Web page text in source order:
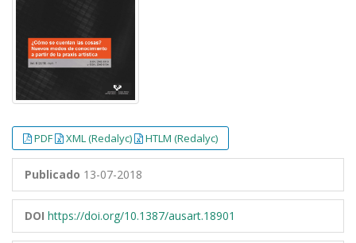
PDF XML (Redalyc) HTLM (Redalyc)
Publicado 13-07-2018
DOI https://doi.org/10.1387/ausart.18901